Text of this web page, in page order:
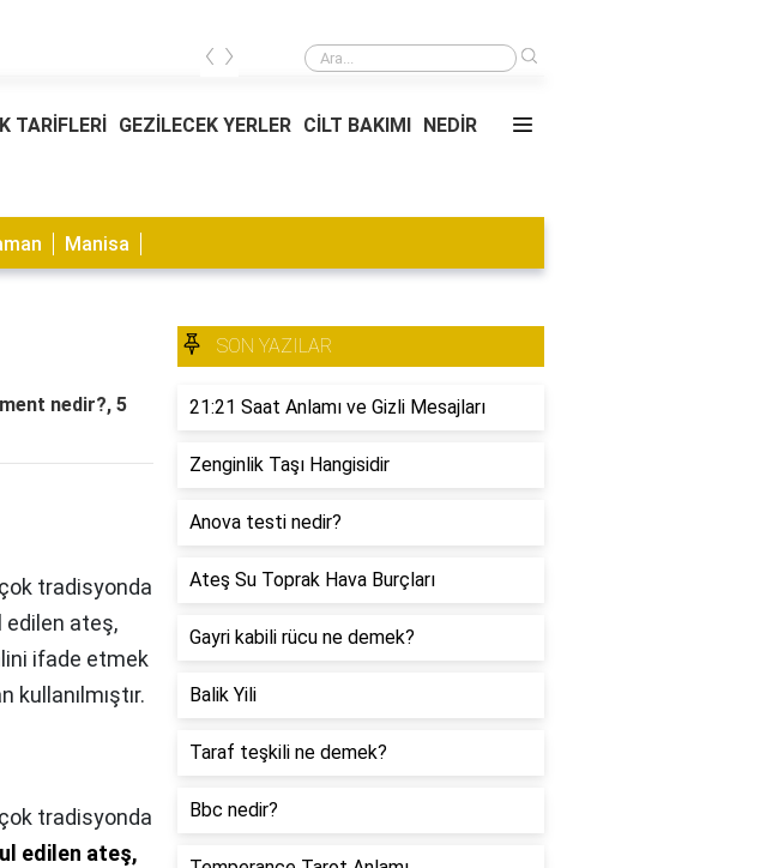
Kadın kuaförler pazar günü açık olursa ne olur?
‹ ›
TARİFLERİ GEZİLECEK YERLER CİLT BAKIMI NEDİR
Manisa
nedir?, 5
tradisyonda
edilen ateş,
ifade etmek
kullanılmıştır.
tradisyonda
edilen ateş,
SON YAZILAR
21:21 Saat Anlamı ve Gizli Mesajları
Zenginlik Taşı Hangisidir
Anova testi nedir?
Ateş Su Toprak Hava Burçları
Gayri kabili rücu ne demek?
Balik Yili
Taraf teşkili ne demek?
Bbc nedir?